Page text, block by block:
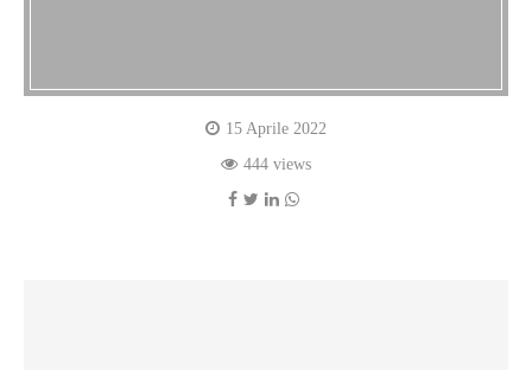
15 Aprile 2022
444 views